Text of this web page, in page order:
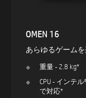
OMEN 16
あらゆるゲーム
重量 - 2.8 kg*
CPU - インテ
で対応*